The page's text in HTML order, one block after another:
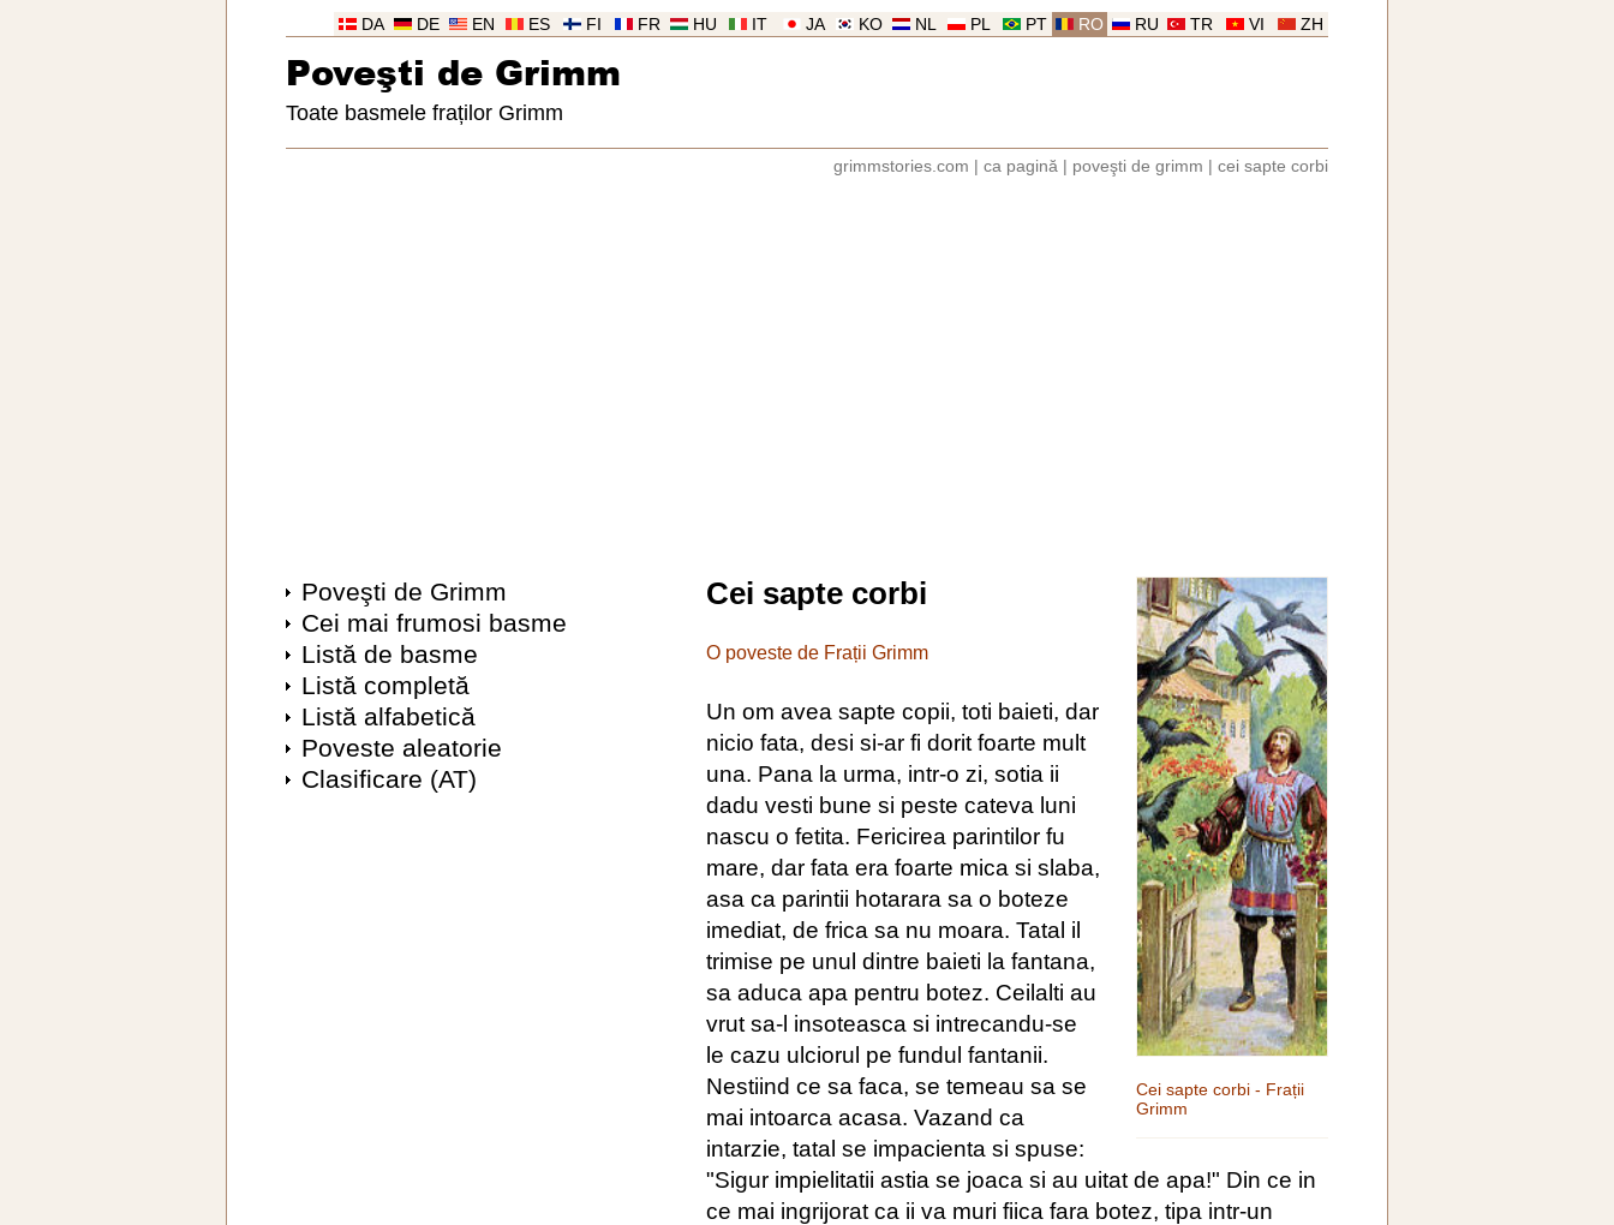
ZH
VI
TR
RU
RO
PT
PL
NL
KO
JA
IT
HU
FR
FI
ES
EN
DE
DA
Poveşti de Grimm
Toate basmele fraților Grimm
grimmstories.com ca pagină poveşti de grimm cei sapte corbi
Poveşti de Grimm
Cei mai frumosi basme
Listă de basme
Listă completă
Listă alfabetică
Poveste aleatorie
Clasificare (AT)
Cei sapte corbi - Frații
Grimm
Cei sapte corbi
O poveste de Frații Grimm
Un om avea sapte copii, toti baieti, dar
nicio fata, desi si-ar fi dorit foarte mult
una. Pana la urma, intr-o zi, sotia ii
dadu vesti bune si peste cateva luni
nascu o fetita. Fericirea parintilor fu
mare, dar fata era foarte mica si slaba,
asa ca parintii hotarara sa o boteze
imediat, de frica sa nu moara. Tatal il
trimise pe unul dintre baieti la fantana,
sa aduca apa pentru botez. Ceilalti au
vrut sa-l insoteasca si intrecandu-se
le cazu ulciorul pe fundul fantanii.
Nestiind ce sa faca, se temeau sa se
mai intoarca acasa. Vazand ca
intarzie, tatal se impacienta si spuse:
"Sigur impielitatii astia se joaca si au uitat de apa!" Din ce in
ce mai ingrijorat ca ii va muri fiica fara botez, tipa intr-un